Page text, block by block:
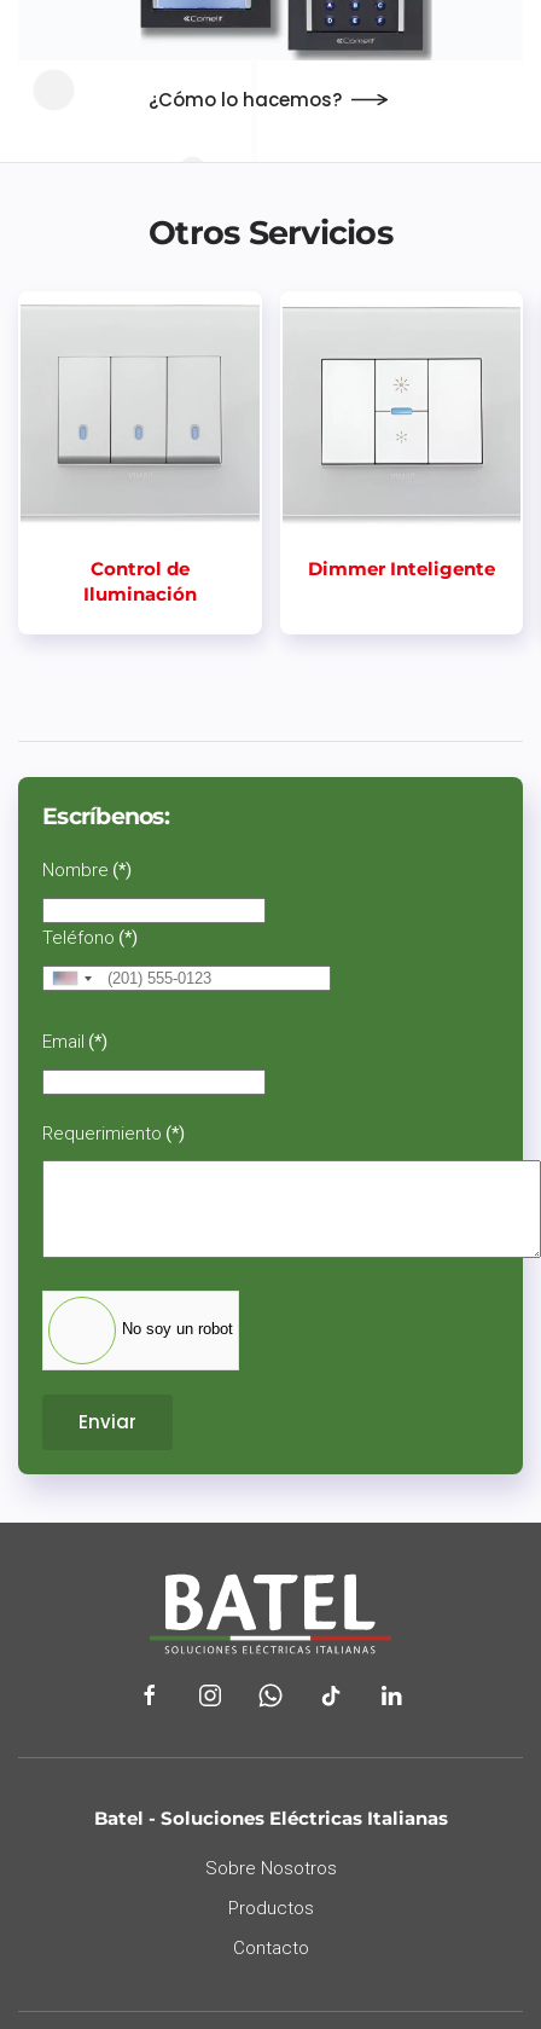
¿Cómo lo hacemos?
Otros Servicios
Control de
Iluminación
Dimmer Inteligente
Escríbenos:
Nombre (*)
Teléfono (*)
United
+1
Email (*)
Requerimiento (*)
No soy un robot
Enviar
Batel - Soluciones Eléctricas Italianas
Sobre Nosotros
Productos
Contacto